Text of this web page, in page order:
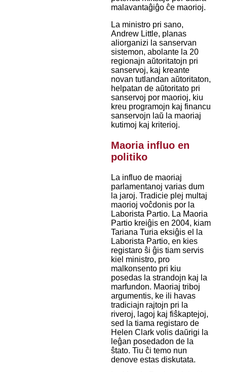
malavantaĝiĝo ĉe maorioj.
La ministro pri sano,
Andrew Little, planas
aliorganizi la sanservan
sistemon, abolante la 20
regionajn aŭtoritatojn pri
sanservoj, kaj kreante
novan tutlandan aŭtoritaton,
helpatan de aŭtoritato pri
sanservoj por maorioj, kiu
kreu programojn kaj financu
sanservojn laŭ la maoriaj
kutimoj kaj kriterioj.
Maoria influo en
politiko
La influo de maoriaj
parlamentanoj varias dum
la jaroj. Tradicie plej multaj
maorioj voĉdonis por la
Laborista Partio. La Maoria
Partio kreiĝis en 2004, kiam
Tariana Turia eksiĝis el la
Laborista Partio, en kies
registaro ŝi ĝis tiam servis
kiel ministro, pro
malkonsento pri kiu
posedas la strandojn kaj la
marfundon. Maoriaj triboj
argumentis, ke ili havas
tradiciajn rajtojn pri la
riveroj, lagoj kaj fiŝkaptejoj,
sed la tiama registaro de
Helen Clark volis daŭrigi la
leĝan posedadon de la
ŝtato. Tiu ĉi temo nun
denove estas diskutata.